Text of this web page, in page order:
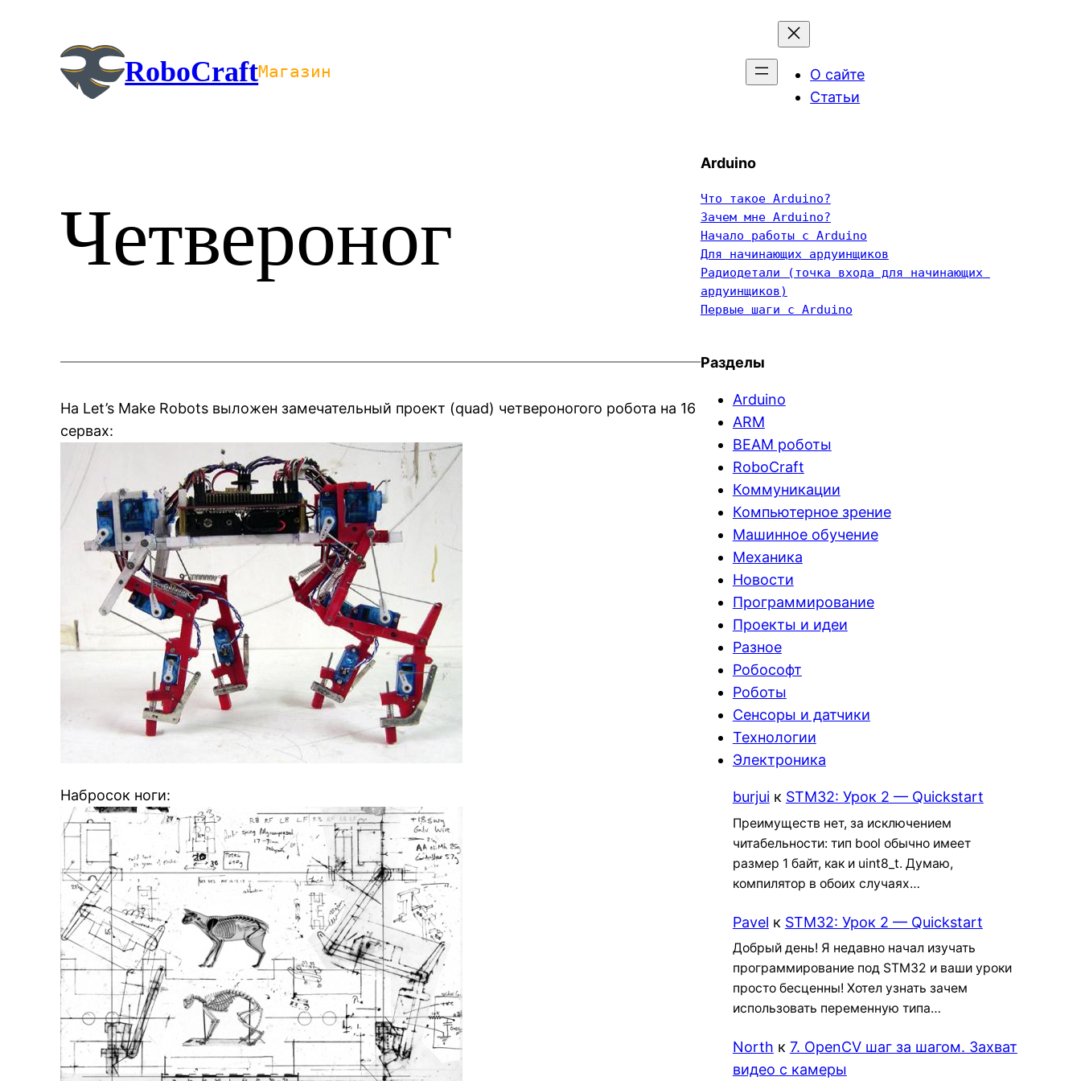
содержимому
RoboCraftМагазин
О сайте
Статьи
Четвероног
На Let’s Make Robots выложен замечательный проект (quad) четвероногого робота на 16
сервах:
Набросок ноги:
Arduino
Что такое Arduino?
Зачем мне Arduino?
Начало работы с Arduino
Для начинающих ардуинщиков
Радиодетали (точка входа для начинающих
ардуинщиков)
Первые шаги с Arduino
Разделы
Arduino
ARM
BEAM роботы
RoboCraft
Коммуникации
Компьютерное зрение
Машинное обучение
Механика
Новости
Программирование
Проекты и идеи
Разное
Робософт
Роботы
Сенсоры и датчики
Технологии
Электроника
burjuiк STM32: Урок 2 — Quickstart
Преимуществ нет, за исключением
читабельности: тип bool обычно имеет
размер 1 байт, как и uint8_t. Думаю,
компилятор в обоих случаях…
Pavel к STM32: Урок 2 — Quickstart
Добрый день! Я недавно начал изучать
программирование под STM32 и ваши уроки
просто бесценны! Хотел узнать зачем
использовать переменную типа…
North к 7. OpenCV шаг за шагом. Захват
видео с камеры